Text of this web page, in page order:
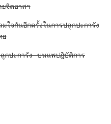
จิตอาสา
ใจกันอีกครั้งในการปลูกปะการัง
ย
กปะการัง บนแพปฎิบัติการ